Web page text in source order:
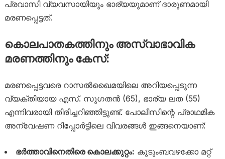
പ്രവാസി വ്യവസായിയും ഭാര്യയുമാണ് ദാരുണമായി
മരണപ്പെട്ടത്.
കൊലപാതകത്തിനും അസ്വാഭാവിക
മരണത്തിനും കേസ്:
മരണപ്പെട്ടവരെ റാസൽഖൈമയിലെ അറിയപ്പെടുന്ന
വ്യക്തിയായ എസ്. സുഗതൻ (65), ഭാര്യ ലത (55)
എന്നിവരായി തിരിച്ചറിഞ്ഞിട്ടുണ്ട്. പോലീസിന്റെ പ്രാഥമിക
അന്വേഷണ റിപ്പോർട്ടിലെ വിവരങ്ങൾ ഇങ്ങനെയാണ്:
ഭർത്താവിനെതിരെ കൊലക്കുറ്റം: കുടുംബവഴക്കോ മറ്റ്